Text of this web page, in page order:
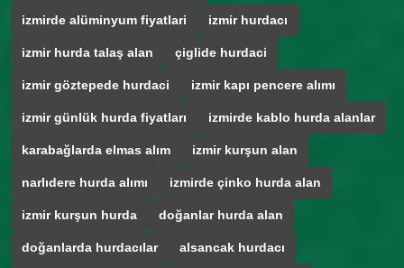
izmirde alüminyum fiyatlari izmir hurdacı
izmir hurda talaş alan çiglide hurdaci
izmir göztepede hurdaci izmir kapı pencere alımı
izmir günlük hurda fiyatları izmirde kablo hurda alanlar
karabağlarda elmas alım izmir kurşun alan
narlıdere hurda alımı izmirde çinko hurda alan
izmir kurşun hurda doğanlar hurda alan
doğanlarda hurdacılar alsancak hurdacı